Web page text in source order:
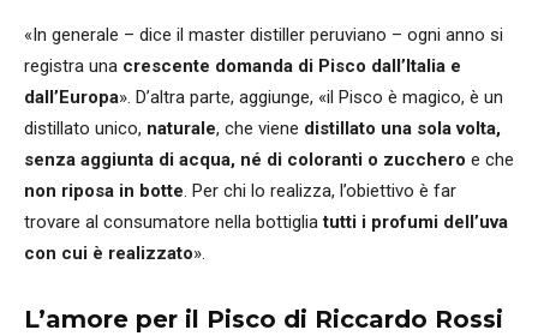
«In generale – dice il master distiller peruviano – ogni anno si
registra una crescente domanda di Pisco dall’Italia e
dall’Europa». D’altra parte, aggiunge, «il Pisco è magico, è un
distillato unico, naturale, che viene distillato una sola volta,
senza aggiunta di acqua, né di coloranti o zucchero e che
non riposa in botte. Per chi lo realizza, l’obiettivo è far
trovare al consumatore nella bottigliatutti i profumi dell’uva
con cui è realizzato».
L’amore per il Pisco di Riccardo Rossi